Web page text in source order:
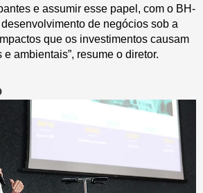
e assumir esse papel, com o BH-
de negócios sob a
que os investimentos causam
ambientais”, resume o diretor.